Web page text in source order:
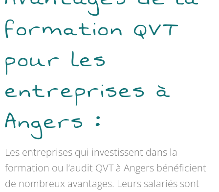
formation QVT
pour les
entreprises à
Angers :
Les entreprises qui investissent dans la
formation ou l’audit QVT à Angers bénéficient
de nombreux avantages. Leurs salariés sont